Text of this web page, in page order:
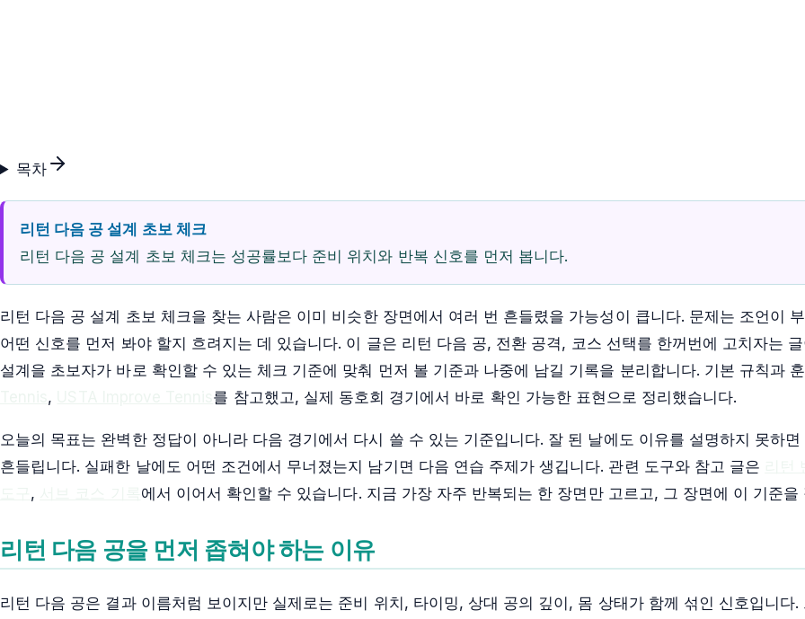
목차
리턴 다음 공 설계 초보 체크
리턴 다음 공 설계 초보 체크는 성공률보다 준비 위치와 반복 신호를 먼저 봅니다.
리턴 다음 공 설계 초보 체크을 찾는 사람은 이미 비슷한 장면에서 여러 번 흔들렸을 가능성이 큽니다. 문제는 조언이
어떤 신호를 먼저 봐야 할지 흐려지는 데 있습니다. 이 글은 리턴 다음 공, 전환 공격, 코스 선택를 한꺼번에 고치자는
설계을 초보자가 바로 확인할 수 있는 체크 기준에 맞춰 먼저 볼 기준과 나중에 남길 기록을 분리합니다. 기본 규칙과
, 를 참고했고, 실제 동호회 경기에서 바로 확인 가능한 표현으로 정리했습니다.
오늘의 목표는 완벽한 정답이 아니라 다음 경기에서 다시 쓸 수 있는 기준입니다. 잘 된 날에도 이유를 설명하지 못하면
흔들립니다. 실패한 날에도 어떤 조건에서 무너졌는지 남기면 다음 연습 주제가 생깁니다. 관련 도구와 참고 글은
, 에서 이어서 확인할 수 있습니다. 지금 가장 자주 반복되는 한 장면만 고르고, 그 장면에 이 기준을
리턴 다음 공을 먼저 좁혀야 하는 이유
리턴 다음 공은 결과 이름처럼 보이지만 실제로는 준비 위치, 타이밍, 상대 공의 깊이, 몸 상태가 함께 섞인 신호입니다.